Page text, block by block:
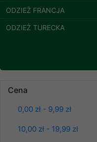
ODZIEŻ FRANCJA
ODZIEŻ TURECKA
Cena
0,00 zł - 9,99 zł
10,00 zł - 19,99 zł
Paczka 10 szt
39.00 zł
szczegóły